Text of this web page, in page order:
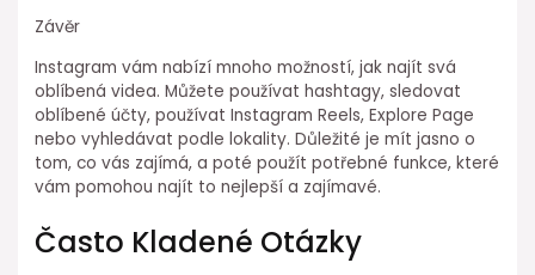
Závěr
Instagram vám nabízí mnoho možností, jak najít svá
oblíbená videa. Můžete používat hashtagy, sledovat
oblíbené účty, používat Instagram Reels, Explore Page
nebo vyhledávat podle lokality. Důležité je mít jasno o
tom, co vás zajímá, a poté použít potřebné funkce, které
vám pomohou najít to nejlepší a zajímavé.
Často Kladené Otázky